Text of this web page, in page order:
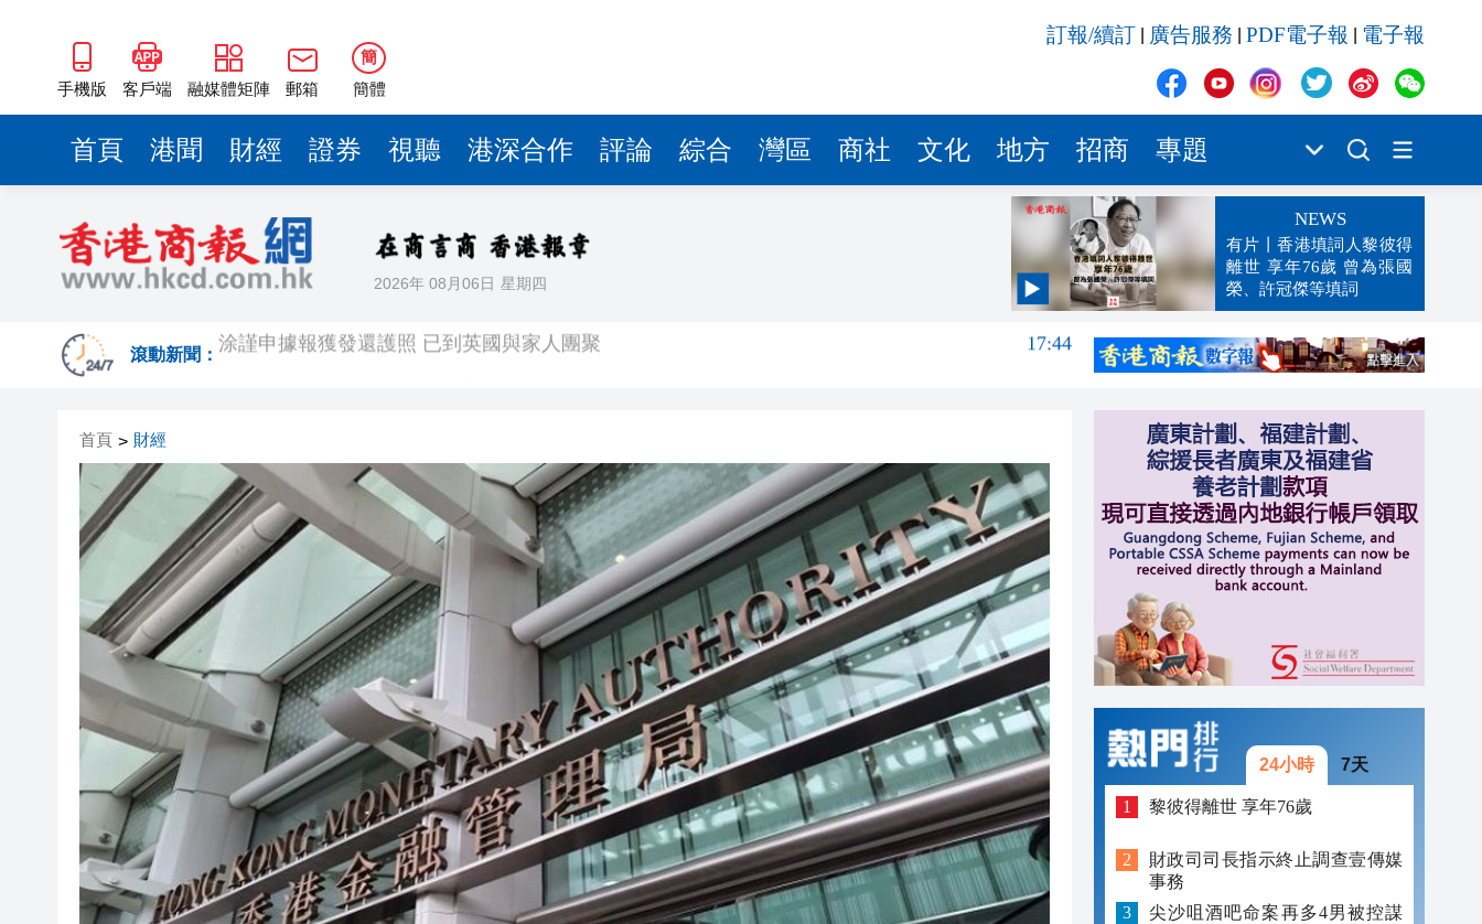
手機版 客戶端 融媒體矩陣 郵箱
簡
簡體
訂報/續訂 廣告服務 PDF電子報 電子報
首頁 港聞 財經 證券 視聽 港深合作 評論 綜合 灣區 商社 文化 地方 招商 專題
2026年 08月06日 星期四
NEWS
有片丨香港填詞人黎彼得
離世 享年76歲 曾為張國
榮、許冠傑等填詞
滾動新聞：
17:44
國際鐵路工程會議今舉行 陳美寶：「香港鐵路標準」料為北環線節省20%施工成本
17:36
食環署引入內地捕蚊神器「吞天蛙」
17:22
張國榮70誕辰音樂會將不設直播 陳淑芬構思1956部無人機賀壽
17:13
東野圭吾遺作《永恆的記憶》發售
16:57
有片丨特朗普快步阻止男童險摔下台 笑稱：我不想他像拜登一樣摔倒
16:55
首頁 > 財經
24小時 7天
黎彼得離世 享年76歲
財政司司長指示終止調查壹傳媒
事務
尖沙咀酒吧命案再多4男被控謀